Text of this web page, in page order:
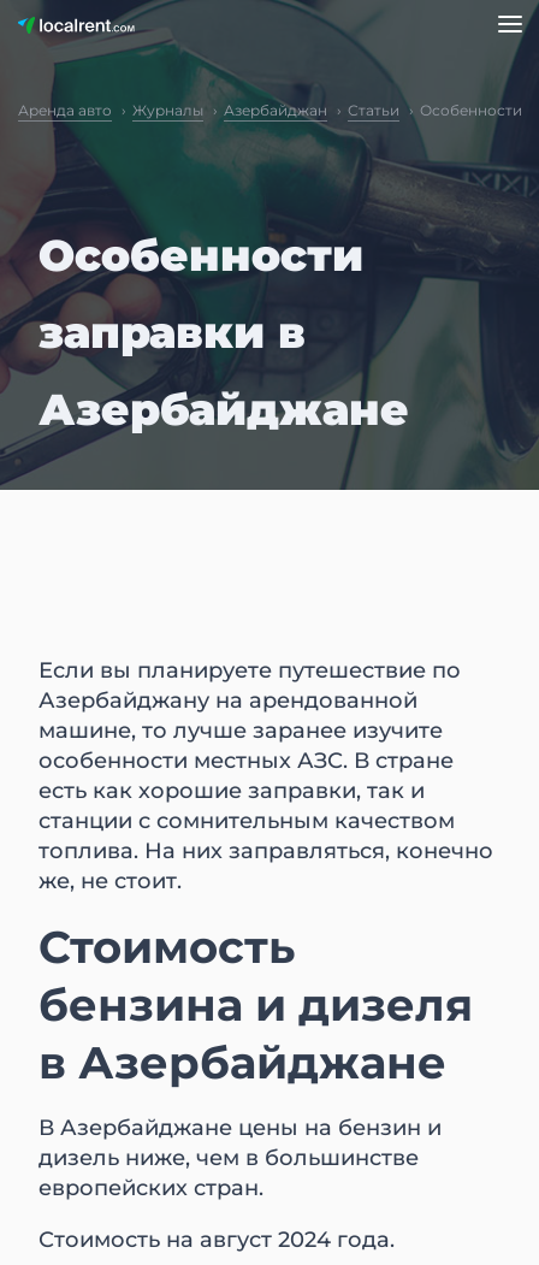
Аренда авто Журналы Азербайджан Статьи Особенности
Особенности
заправки в
Азербайджане
Если вы планируете путешествие по
Азербайджану на арендованной
машине, то лучше заранее изучите
особенности местных АЗС. В стране
есть как хорошие заправки, так и
станции с сомнительным качеством
топлива. На них заправляться, конечно
же, не стоит.
Стоимость
бензина и дизеля
в Азербайджане
В Азербайджане цены на бензин и
дизель ниже, чем в большинстве
европейских стран.
Стоимость на август 2024 года.